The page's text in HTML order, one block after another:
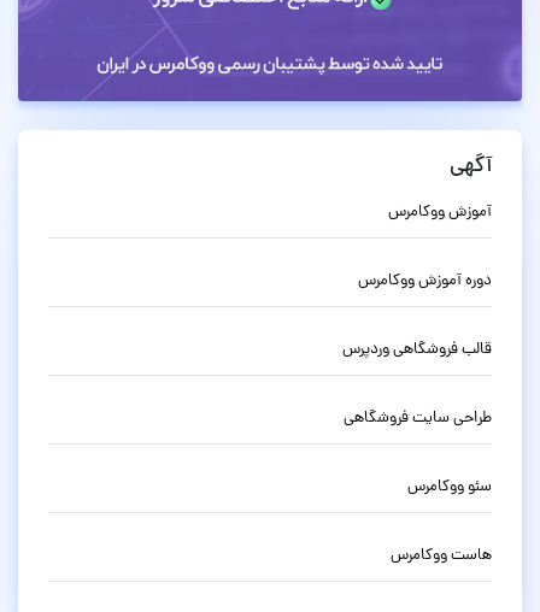
آگهی
آموزش ووکامرس
دوره آموزش ووکامرس
قالب فروشگاهی وردپرس
طراحی سایت فروشگاهی
سئو ووکامرس
هاست ووکامرس